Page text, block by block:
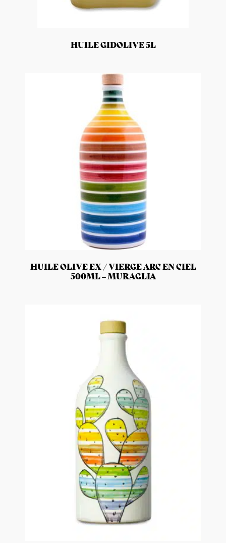
HUILE GIDOLIVE 5L
HUILE OLIVE EX / VIERGE ARC EN CIEL
500ML – MURAGLIA